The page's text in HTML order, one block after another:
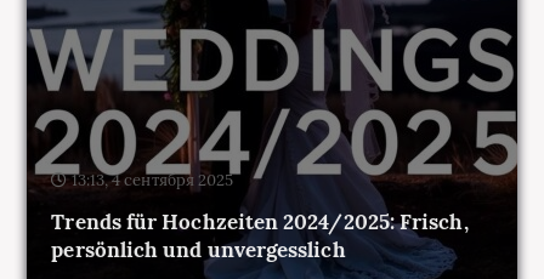
13:13, 4 сентября 2025
Trends für Hochzeiten 2024/2025: Frisch,
persönlich und unvergesslich
0 0